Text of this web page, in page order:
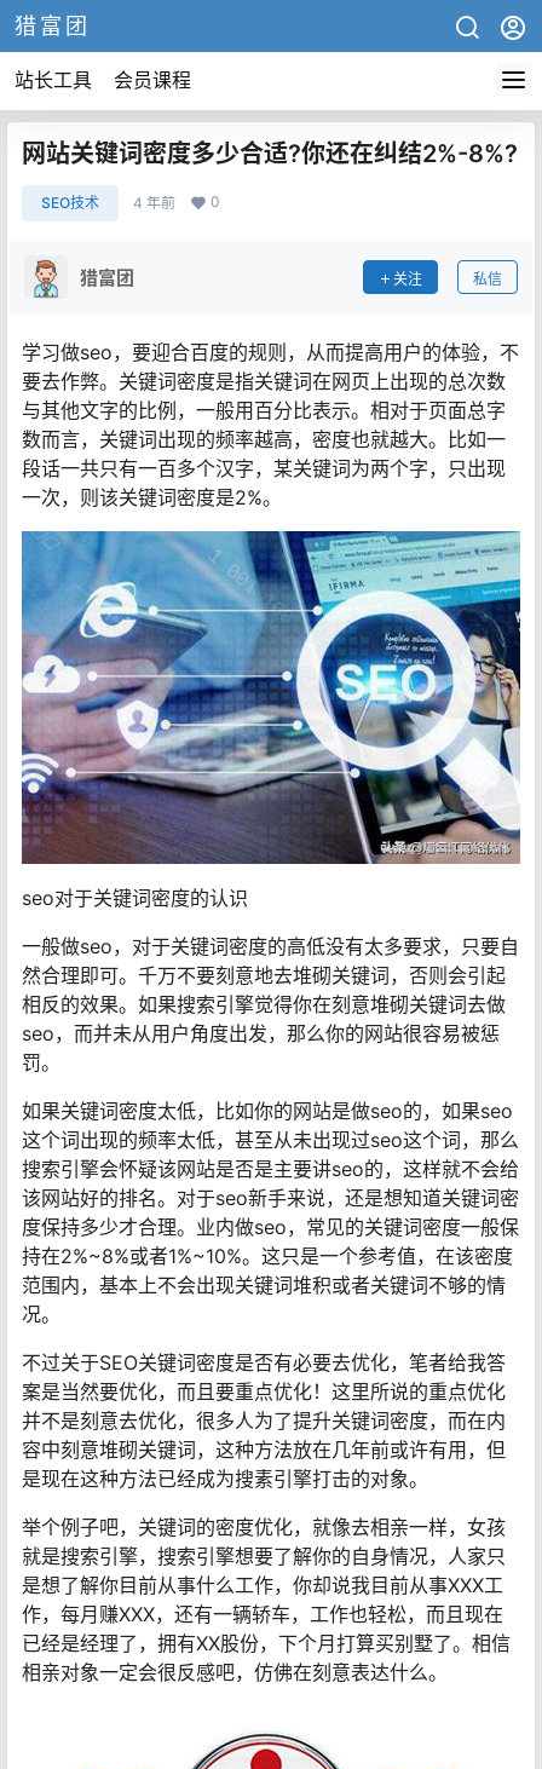
猎富团
站长工具 会员课程
网站关键词密度多少合适?你还在纠结2%-8%?
SEO技术 4 年前 0
猎富团 关注 私信
学习做seo，要迎合百度的规则，从而提高用户的体验，不
要去作弊。关键词密度是指关键词在网页上出现的总次数
与其他文字的比例，一般用百分比表示。相对于页面总字
数而言，关键词出现的频率越高，密度也就越大。比如一
段话一共只有一百多个汉字，某关键词为两个字，只出现
一次，则该关键词密度是2%。
seo对于关键词密度的认识
一般做seo，对于关键词密度的高低没有太多要求，只要自
然合理即可。千万不要刻意地去堆砌关键词，否则会引起
相反的效果。如果搜索引擎觉得你在刻意堆砌关键词去做
seo，而并未从用户角度出发，那么你的网站很容易被惩
罚。
如果关键词密度太低，比如你的网站是做seo的，如果seo
这个词出现的频率太低，甚至从未出现过seo这个词，那么
搜索引擎会怀疑该网站是否是主要讲seo的，这样就不会给
该网站好的排名。对于seo新手来说，还是想知道关键词密
度保持多少才合理。业内做seo，常见的关键词密度一般保
持在2%~8%或者1%~10%。这只是一个参考值，在该密度
范围内，基本上不会出现关键词堆积或者关键词不够的情
况。
不过关于SEO关键词密度是否有必要去优化，笔者给我答
案是当然要优化，而且要重点优化！这里所说的重点优化
并不是刻意去优化，很多人为了提升关键词密度，而在内
容中刻意堆砌关键词，这种方法放在几年前或许有用，但
是现在这种方法已经成为搜素引擎打击的对象。
举个例子吧，关键词的密度优化，就像去相亲一样，女孩
就是搜索引擎，搜索引擎想要了解你的自身情况，人家只
是想了解你目前从事什么工作，你却说我目前从事XXX工
作，每月赚XXX，还有一辆轿车，工作也轻松，而且现在
已经是经理了，拥有XX股份，下个月打算买别墅了。相信
相亲对象一定会很反感吧，仿佛在刻意表达什么。